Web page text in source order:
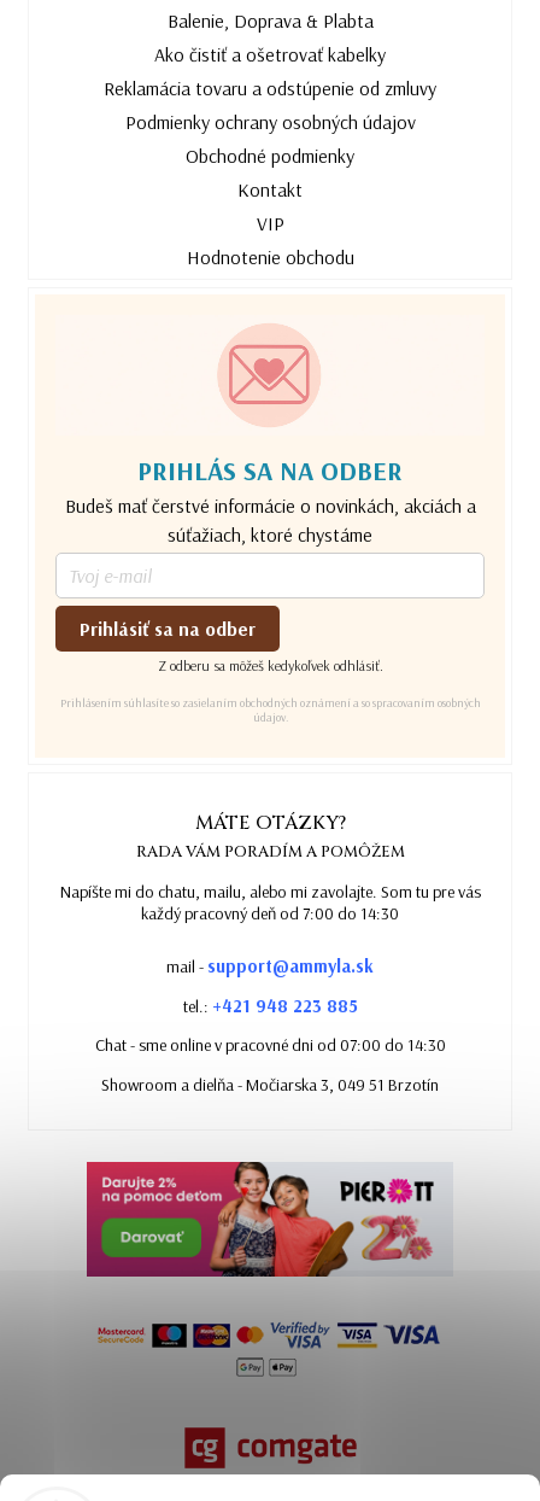
Balenie, Doprava & Plabta
Ako čistiť a ošetrovať kabelky
Reklamácia tovaru a odstúpenie od zmluvy
Podmienky ochrany osobných údajov
Obchodné podmienky
Kontakt
VIP
Hodnotenie obchodu
PRIHLÁS SA NA ODBER
Budeš mať čerstvé informácie o novinkách, akciách a
súťažiach, ktoré chystáme
Prihlásiť sa na odber
Z odberu sa môžeš kedykoľvek odhlásiť.
Prihlásením súhlasíte so zasielaním obchodných oznámení a so spracovaním osobných
údajov.
MÁTE OTÁZKY?
RADA VÁM PORADÍM A POMÔŽEM
Napíšte mi do chatu, mailu, alebo mi zavolajte. Som tu pre vás
každý pracovný deň od 7:00 do 14:30
mail - support@ammyla.sk
tel.: +421 948 223 885
Chat - sme online v pracovné dni od 07:00 do 14:30
Showroom a dielňa - Močiarska 3, 049 51 Brzotín